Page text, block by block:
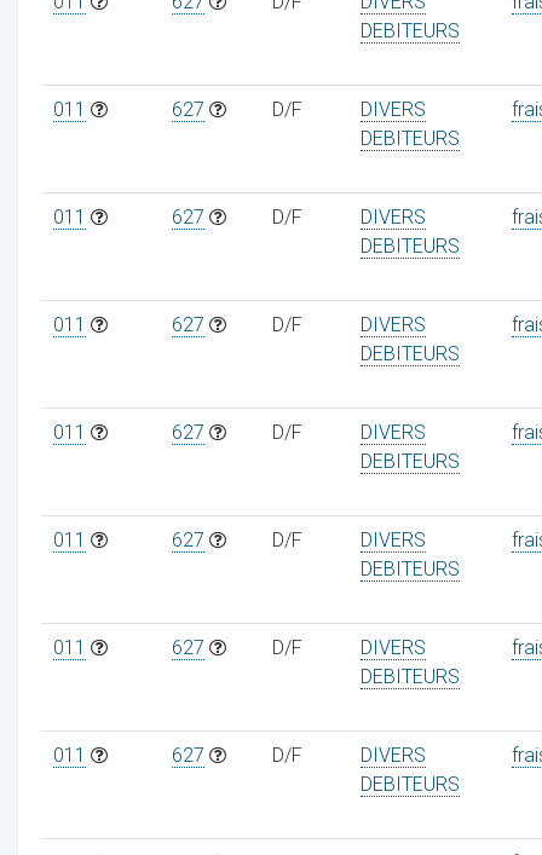
DEBITEURS
011 627 D/F
DIVERS
DEBITEURS
011 627 D/F
DIVERS
DEBITEURS
011 627 D/F
DIVERS
DEBITEURS
011 627 D/F
DIVERS
DEBITEURS
011 627 D/F
DIVERS
DEBITEURS
011 627 D/F
DIVERS
DEBITEURS
011 627 D/F
DIVERS
DEBITEURS